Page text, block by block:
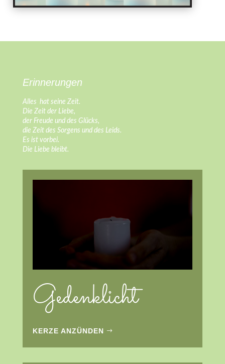
Erinnerungen
Alles hat seine Zeit.
Die Zeit der Liebe,
der Freude und des Glücks,
die Zeit des Sorgens und des Leids.
Es ist vorbei.
Die Liebe bleibt.
Gedenklicht
KERZE ANZÜNDEN